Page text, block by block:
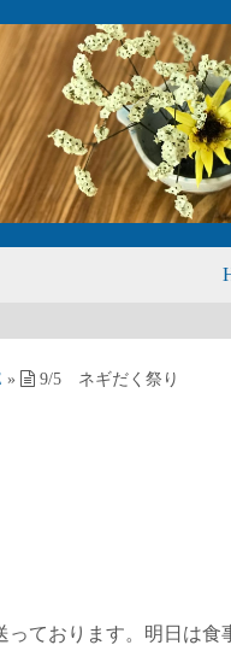
» 9/5 ネギだく祭り
ております。明日は食